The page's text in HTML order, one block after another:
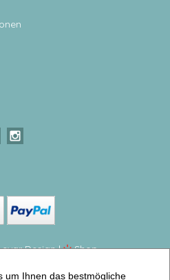
Design |
Shop
Pferd Kinderteller,
um Ihnen das bestmögliche